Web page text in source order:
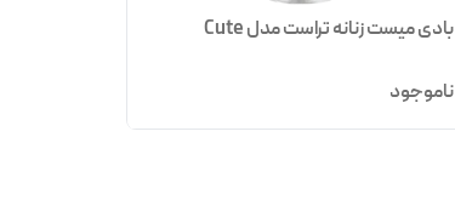
بادی میست زنانه تراست مدل Cute
ناموجود